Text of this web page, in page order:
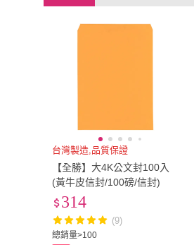
台灣製造,品質保證
【全勝】大4K公文封100入
(黃牛皮信封/100磅/信封)
總銷量>100
314
(9)